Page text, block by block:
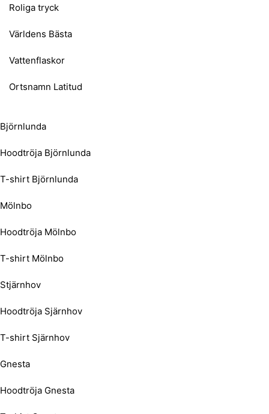
Roliga tryck
Världens Bästa
Vattenflaskor
Ortsnamn Latitud
Björnlunda
Hoodtröja Björnlunda
T-shirt Björnlunda
Mölnbo
Hoodtröja Mölnbo
T-shirt Mölnbo
Stjärnhov
Hoodtröja Sjärnhov
T-shirt Sjärnhov
Gnesta
Hoodtröja Gnesta